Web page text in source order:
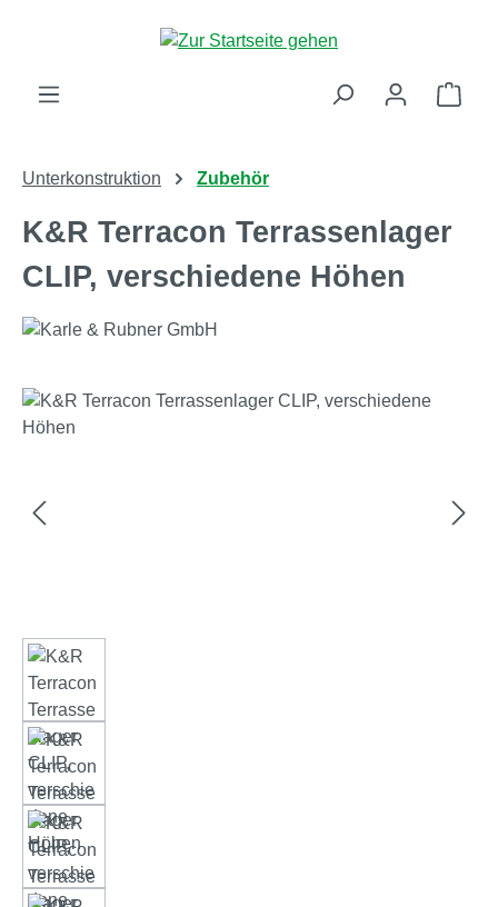
Zum Hauptinhalt springen
Unterkonstruktion Zubehör
K&R Terracon Terrassenlager
CLIP, verschiedene Höhen
Bildergalerie überspringen